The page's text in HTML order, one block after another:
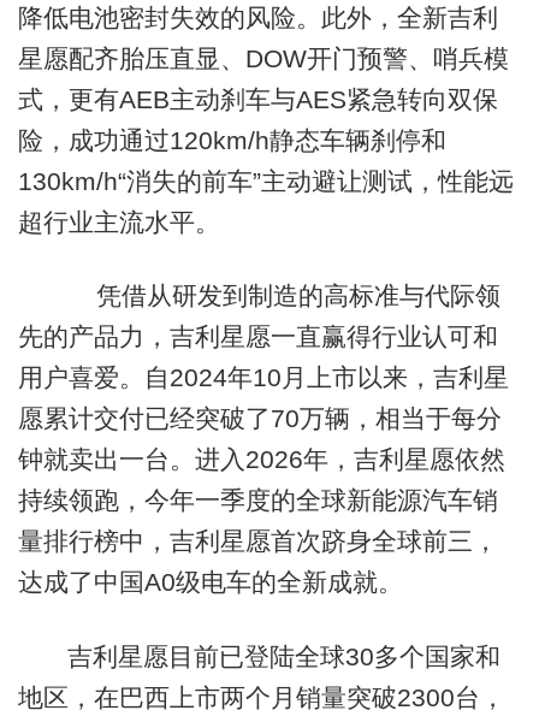
降低电池密封失效的风险。此外，全新吉利
星愿配齐胎压直显、DOW开门预警、哨兵模
式，更有AEB主动刹车与AES紧急转向双保
险，成功通过120km/h静态车辆刹停和
130km/h“消失的前车”主动避让测试，性能远
超行业主流水平。
凭借从研发到制造的高标准与代际领
先的产品力，吉利星愿一直赢得行业认可和
用户喜爱。自2024年10月上市以来，吉利星
愿累计交付已经突破了70万辆，相当于每分
钟就卖出一台。进入2026年，吉利星愿依然
持续领跑，今年一季度的全球新能源汽车销
量排行榜中，吉利星愿首次跻身全球前三，
达成了中国A0级电车的全新成就。
吉利星愿目前已登陆全球30多个国家和
地区，在巴西上市两个月销量突破2300台，